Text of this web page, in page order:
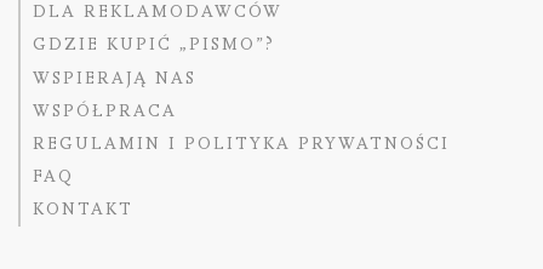
DLA REKLAMODAWCÓW
GDZIE KUPIĆ „PISMO”?
WSPIERAJĄ NAS
WSPÓŁPRACA
REGULAMIN I POLITYKA PRYWATNOŚCI
FAQ
KONTAKT